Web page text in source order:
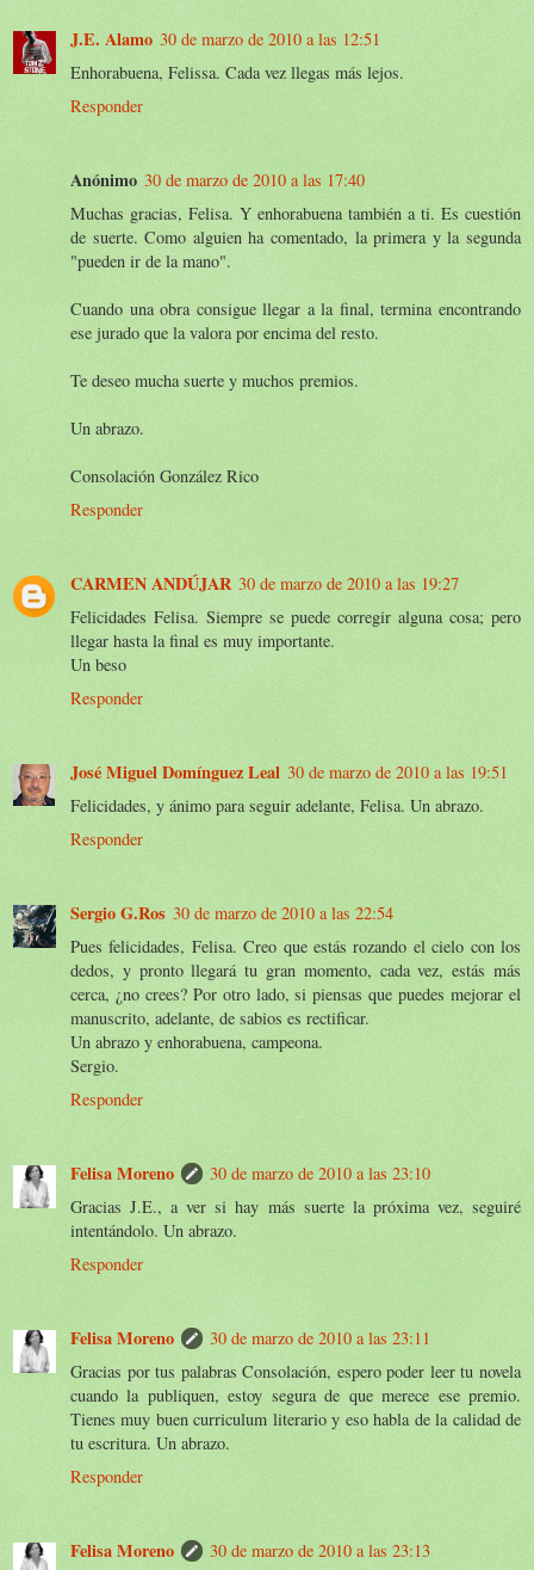
J.E. Alamo 30 de marzo de 2010 a las 12:51
Enhorabuena, Felissa. Cada vez llegas más lejos.
Responder
Anónimo 30 de marzo de 2010 a las 17:40
Muchas gracias, Felisa. Y enhorabuena también a ti. Es cuestión
de suerte. Como alguien ha comentado, la primera y la segunda
"pueden ir de la mano".
Cuando una obra consigue llegar a la final, termina encontrando
ese jurado que la valora por encima del resto.
Te deseo mucha suerte y muchos premios.
Un abrazo.
Consolación González Rico
Responder
CARMEN ANDÚJAR 30 de marzo de 2010 a las 19:27
Felicidades Felisa. Siempre se puede corregir alguna cosa; pero
llegar hasta la final es muy importante.
Un beso
Responder
José Miguel Domínguez Leal 30 de marzo de 2010 a las 19:51
Felicidades, y ánimo para seguir adelante, Felisa. Un abrazo.
Responder
Sergio G.Ros 30 de marzo de 2010 a las 22:54
Pues felicidades, Felisa. Creo que estás rozando el cielo con los
dedos, y pronto llegará tu gran momento, cada vez, estás más
cerca, ¿no crees? Por otro lado, si piensas que puedes mejorar el
manuscrito, adelante, de sabios es rectificar.
Un abrazo y enhorabuena, campeona.
Sergio.
Responder
Felisa Moreno
30 de marzo de 2010 a las 23:10
Gracias J.E., a ver si hay más suerte la próxima vez, seguiré
intentándolo. Un abrazo.
Responder
Felisa Moreno
30 de marzo de 2010 a las 23:11
Gracias por tus palabras Consolación, espero poder leer tu novela
cuando la publiquen, estoy segura de que merece ese premio.
Tienes muy buen curriculum literario y eso habla de la calidad de
tu escritura. Un abrazo.
Responder
Felisa Moreno
30 de marzo de 2010 a las 23:13